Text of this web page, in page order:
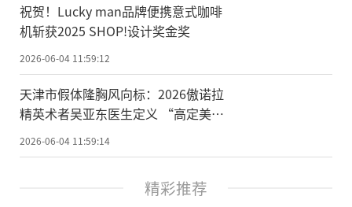
祝贺！Lucky man品牌便携意式咖啡
机斩获2025 SHOP!设计奖金奖
2026-06-04 11:59:12
天津市假体隆胸风向标：2026傲诺拉
精英术者吴亚东医生定义 “高定美
胸” 新标准
2026-06-04 11:59:14
精彩推荐